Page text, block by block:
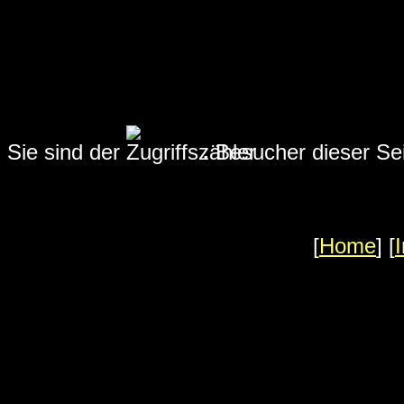
Sie sind der .Besucher dieser
[Home] [